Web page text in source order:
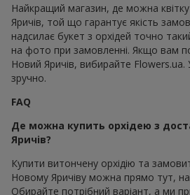
Найкращий магазин, де можна
Яричів, той що гарантує якість
надсилає букет з орхідей точно
на фото при замовленні. Якщо вам
Новий Яричів, вибирайте Flowers.ua.
зручно.
FAQ
Де можна купить орхідею з
Яричів?
Купити витончену орхідію та
Новому Яричіву можна прямо тут,
Обирайте потрібний варіант, а ми